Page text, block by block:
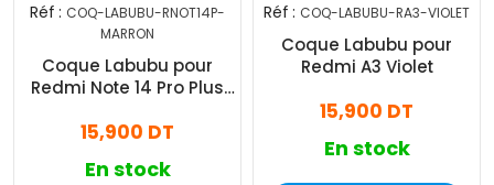
Réf : COQ-LABUBU-RNOT14P-
MARRON
Coque Labubu pour
Redmi Note 14 Pro Plus
15,900 DT
En stock
Réf : COQ-LABUBU-RA3-VIOLET
Coque Labubu pour
Redmi A3 Violet
15,900 DT
En stock